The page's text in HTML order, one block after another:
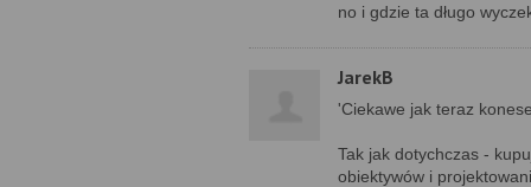
no i gdzie ta długo
JarekB
'Ciekawe jak teraz
Tak jak dotychczas -
obiektywów i